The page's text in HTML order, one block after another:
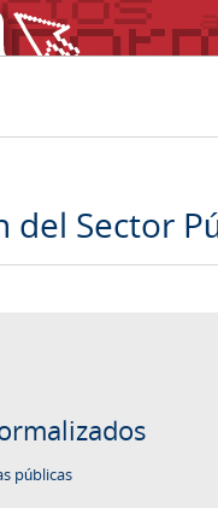
del Sector
públicas